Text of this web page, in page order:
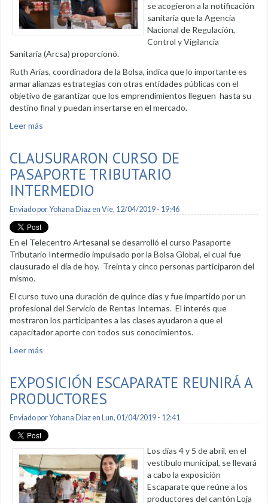
se acogieron a la notificación
sanitaria que la Agencia
Nacional de Regulación,
Control y Vigilancia
Sanitaria (Arcsa) proporcionó.
Ruth Arias, coordinadora de la Bolsa, indica que lo importante es
armar alianzas estrategias con otras entidades públicas con el
objetivo de garantizar que los emprendimientos lleguen hasta su
destino final y puedan insertarse en el mercado.
Leer más
CLAUSURARON CURSO DE
PASAPORTE TRIBUTARIO
INTERMEDIO
Enviado porYohana Diazen Vie, 12/04/2019 - 19:46
En el Telecentro Artesanal se desarrolló el curso Pasaporte
Tributario Intermedio impulsado por la Bolsa Global, el cual fue
clausurado el día de hoy. Treinta y cinco personas participaron del
mismo.
El curso tuvo una duración de quince días y fue impartido por un
profesional del Servicio de Rentas Internas. El interés que
mostraron los participantes a las clases ayudaron a que el
capacitador aporte con todos sus conocimientos.
Leer más
EXPOSICIÓN ESCAPARATE REUNIRÁ A
PRODUCTORES
Enviado porYohana Diazen Lun, 01/04/2019 - 12:41
Los días 4 y 5 de abril, en el
vestíbulo municipal, se llevará
a cabo la exposición
Escaparate que reúne a los
productores del cantón Loja